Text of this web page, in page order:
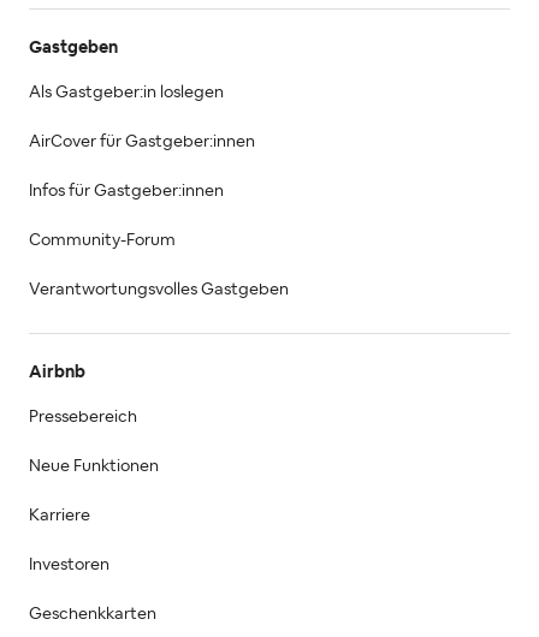
Gastgeben
Als Gastgeber:in loslegen
AirCover für Gastgeber:innen
Infos für Gastgeber:innen
Community-Forum
Verantwortungsvolles Gastgeben
Airbnb
Pressebereich
Neue Funktionen
Karriere
Investoren
Geschenkkarten